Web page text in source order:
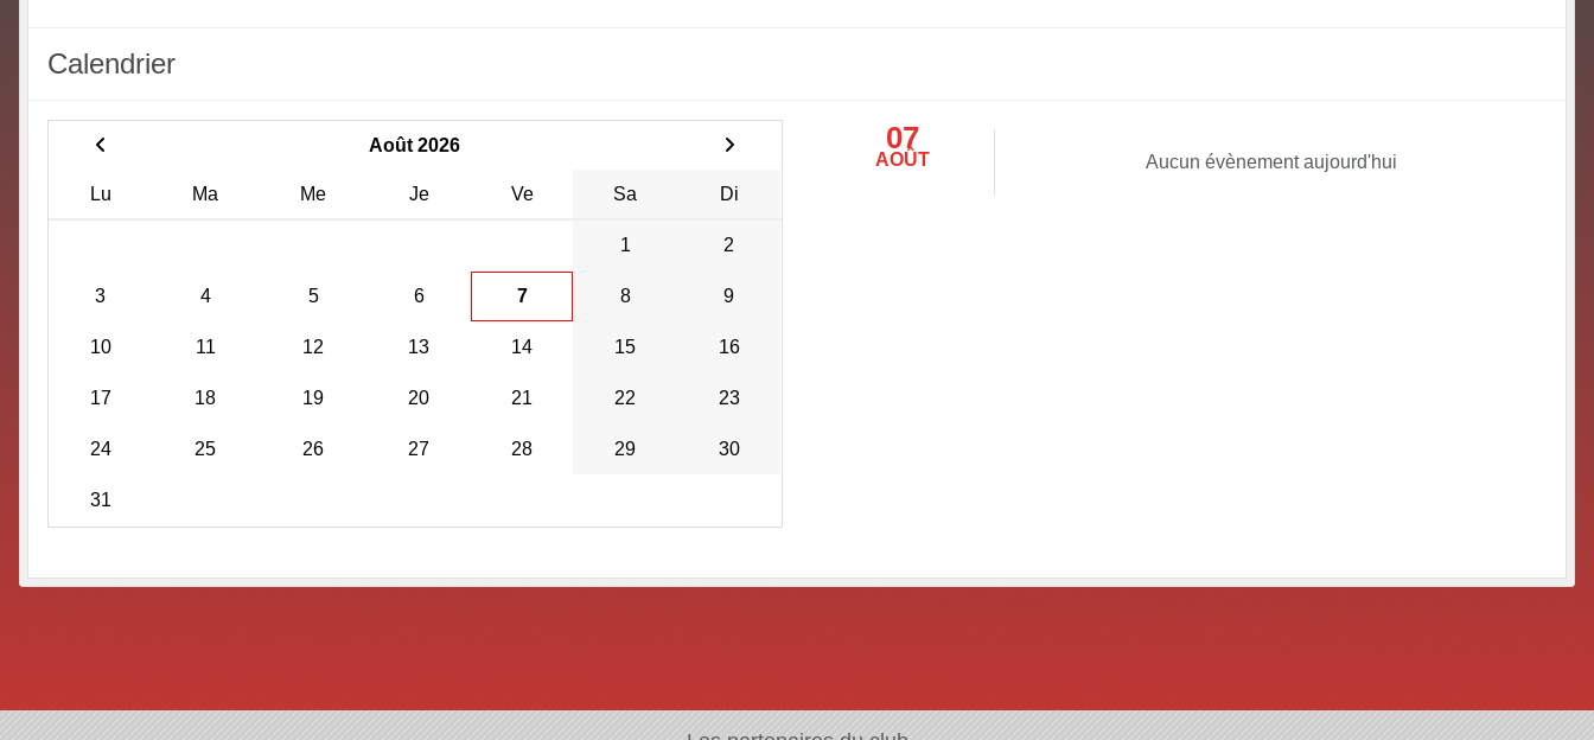
Calendrier
Août 2026
Lu Ma Me Je Ve Sa Di
1 2
3 4 5 6 7 8 9
10 11 12 13 14 15 16
17 18 19 20 21 22 23
24 25 26 27 28 29 30
31
07
AOÛT Aucun évènement aujourd'hui